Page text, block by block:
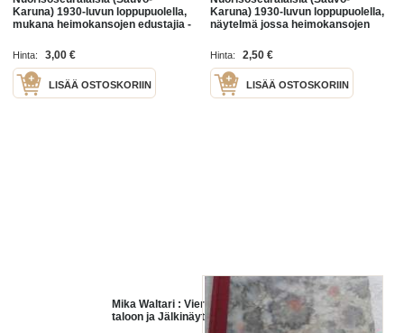
Karuna) 1930-luvun loppupuolella,
mukana heimokansojen edustajia -
Hinta: 3,00 €
LISÄÄ OSTOSKORIIN
Karuna) 1930-luvun loppupuolella,
näytelmä jossa heimokansojen
photograph
Hinta: 2,50 €
LISÄÄ OSTOSKORIIN
Mika Waltari : Vieras mies tuli
taloon ja Jälkinäytös P.1953